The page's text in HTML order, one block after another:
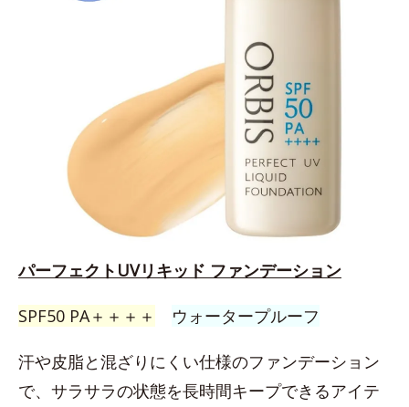
パーフェクトUVリキッド ファンデーション
SPF50 PA＋＋＋＋ ウォータープルーフ
汗や皮脂と混ざりにくい仕様のファンデーション
で、サラサラの状態を長時間キープできるアイテ